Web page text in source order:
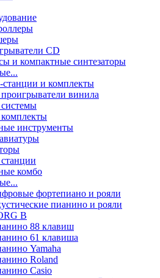
CD
и компактные синтезаторы
станции и комплекты
винила
инструменты
комбо
фортепиано и рояли
пианино и рояли
B
88 клавиш
61 клавиша
Yamaha
Roland
Casio